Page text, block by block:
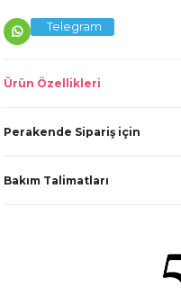
Telegram
Ürün Özellikleri
Perakende Sipariş için
Bakım Talimatları